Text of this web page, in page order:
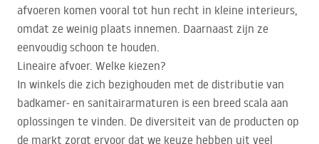
afvoeren komen vooral tot hun recht in kleine interieurs,
omdat ze weinig plaats innemen. Daarnaast zijn ze
eenvoudig schoon te houden.
Lineaire afvoer. Welke kiezen?
In winkels die zich bezighouden met de distributie van
badkamer- en sanitairarmaturen is een breed scala aan
oplossingen te vinden. De diversiteit van de producten op
de markt zorgt ervoor dat we keuze hebben uit veel